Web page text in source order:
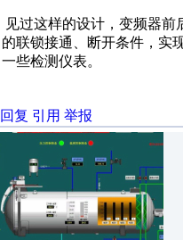
见过这样的设计，变频器
的联锁接通、断开条件，实
一些检测仪表。
回复 引用 举报